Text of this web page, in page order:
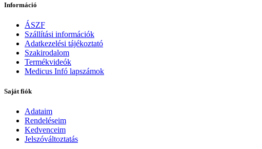
Információ
ÁSZF
Szállítási információk
Adatkezelési tájékoztató
Szakirodalom
Termékvideók
Medicus Infó lapszámok
Saját fiók
Adataim
Rendeléseim
Kedvenceim
Jelszóváltoztatás